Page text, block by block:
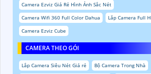
Camera Ezviz Giá Rẻ Hình Ảnh Sắc Nét
Camera Wifi 360 Full Color Dahua
Lắp Camera Full
Camera Ezviz Cube
CAMERA THEO GÓI
Lắp Camera Siêu Nét Giá rẻ
Bộ Camera Trong Nhà